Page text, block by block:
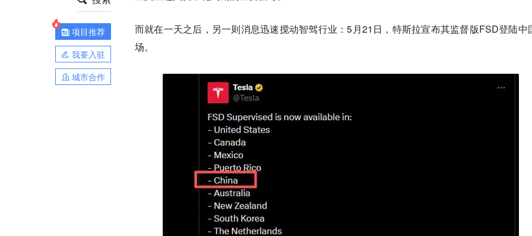
项目推荐
我要入驻
城市合作
而就在一天之后，另一则消息迅速搅动智驾行业：5月21日，特斯拉宣布其监督版FSD登陆中
场。